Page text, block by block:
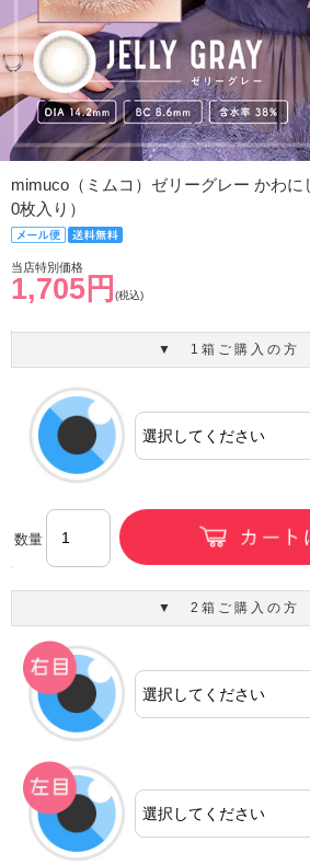
mimuco（ミムコ）ゼリーグレー かわに
0枚入り）
当店特別価格
1,705円 (税込)
▼ 1箱ご購入の
数量
▼ 2箱ご購入の